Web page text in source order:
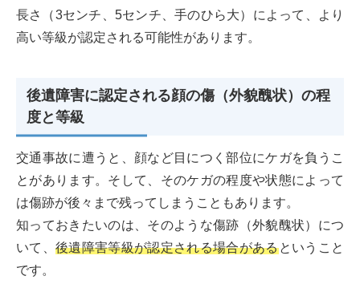
長さ（3センチ、5センチ、手のひら大）によって、より
高い等級が認定される可能性があります。
後遺障害に認定される顔の傷（外貌醜状）の程
度と等級
交通事故に遭うと、顔など目につく部位にケガを負うこ
とがあります。そして、そのケガの程度や状態によって
は傷跡が後々まで残ってしまうこともあります。
知っておきたいのは、そのような傷跡（外貌醜状）につ
いて、 後遺障害等級が認定される場合があるということ
です。